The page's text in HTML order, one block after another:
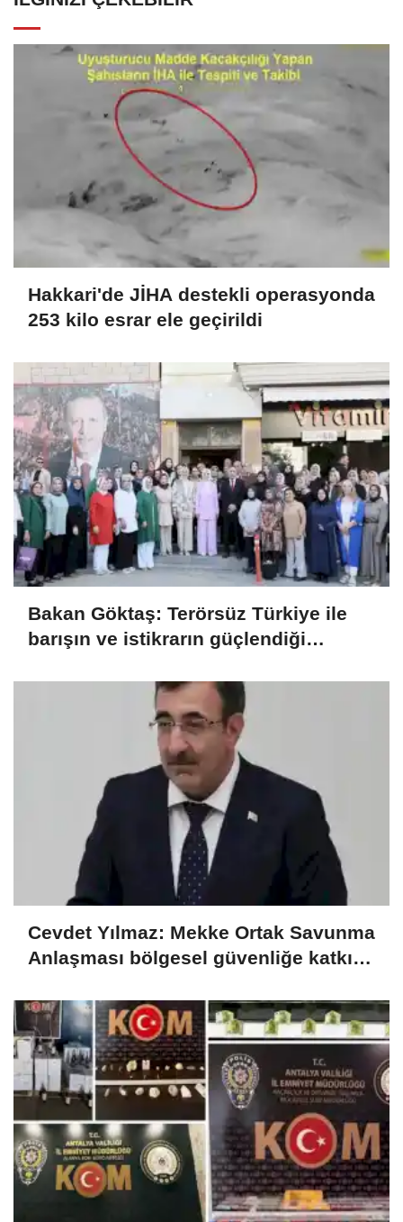
Hakkari'de JİHA destekli operasyonda
253 kilo esrar ele geçirildi
Bakan Göktaş: Terörsüz Türkiye ile
barışın ve istikrarın güçlendiği
Cevdet Yılmaz: Mekke Ortak Savunma
Anlaşması bölgesel güvenliğe katkı